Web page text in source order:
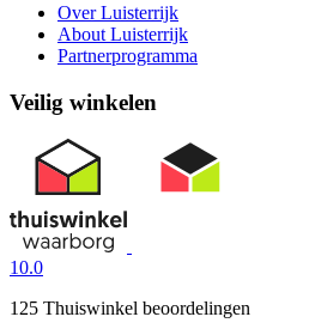
Over Luisterrijk
About Luisterrijk
Partnerprogramma
Veilig winkelen
10.0
125 Thuiswinkel beoordelingen